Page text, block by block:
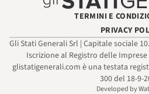
TERMINI E
PRIVACY
Gli Stati Generali Srl | Capitale sociale
Iscrizione al Registro delle
glistatigenerali.com è una testata
300 del 18-9-
Developed by